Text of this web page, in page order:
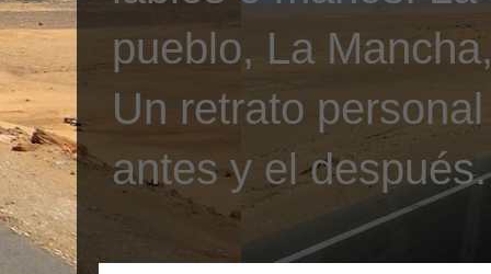
pueblo, La
Un retrato
antes y el después.